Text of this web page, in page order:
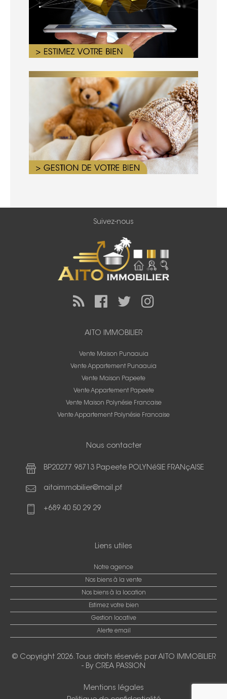
Suivez-nous
AITO IMMOBILIER
Vente Maison Punaauia
Vente Appartement Punaauia
Vente Maison Papeete
Vente Appartement Papeete
Vente Maison Polynésie Francaise
Vente Appartement Polynésie Francaise
Nous contacter
BP20277 98713 Papeete POLYNéSIE FRANçAISE
aitoimmobilier@mail.pf
+689 40 50 29 29
Liens utiles
Notre agence
Nos biens à la vente
Nos biens à la location
Estimez votre bien
Gestion locative
Alerte email
© Copyright 2026. Tous droits réservés parAITO IMMOBILIER
- By CREA PASSION
Mentions légales